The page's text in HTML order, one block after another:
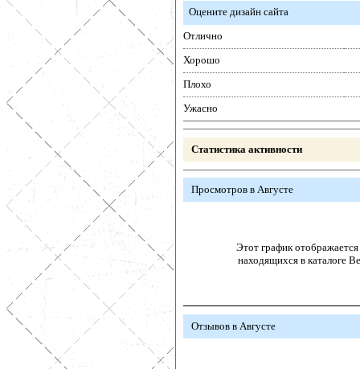
Оцените дизайн сайта
Отлично
Хорошо
Плохо
Ужасно
Статистика активности
Просмотров в Августе
Этот график отображается
находящихся в каталоге
Отзывов в Августе